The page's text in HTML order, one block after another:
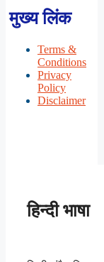
मुख्य लिंक
Terms &
Conditions
Privacy
Policy
Disclaimer
हिन्दी भाषा